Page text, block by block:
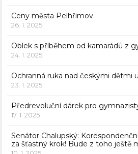
Ceny města Pelhřimov
26. 1. 2025
Oblek s příběhem od kamarádů z
24. 1. 2025
Ochranná ruka nad českými dětmi
23. 1. 2025
Předrevoluční dárek pro
17. 1. 2025
Senátor Chalupský:
za šťastný krok! Bude z toho ještě